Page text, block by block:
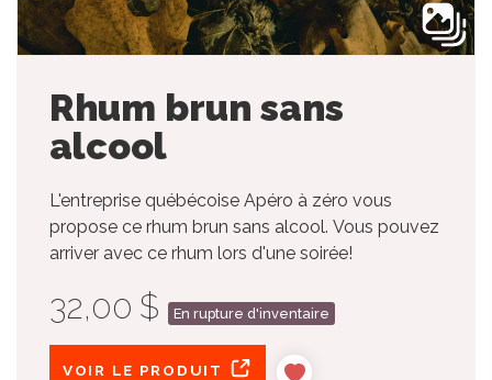
Rhum brun sans
alcool
L'entreprise québécoise Apéro à zéro vous
propose ce rhum brun sans alcool. Vous pouvez
arriver avec ce rhum lors d'une soirée!
32,00 $ En rupture d'inventaire
VOIR LE PRODUIT